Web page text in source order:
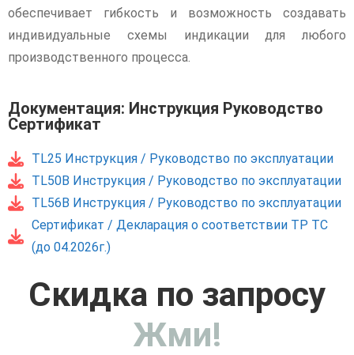
обеспечивает гибкость и возможность создавать
индивидуальные схемы индикации для любого
производственного процесса.
Документация: Инструкция Руководство
Сертификат
TL25 Инструкция / Руководство по эксплуатации
TL50B Инструкция / Руководство по эксплуатации
TL56B Инструкция / Руководство по эксплуатации
Сертификат / Декларация о соответствии ТР ТС
(до 04.2026г.)
Скидка по запросу
Жми!